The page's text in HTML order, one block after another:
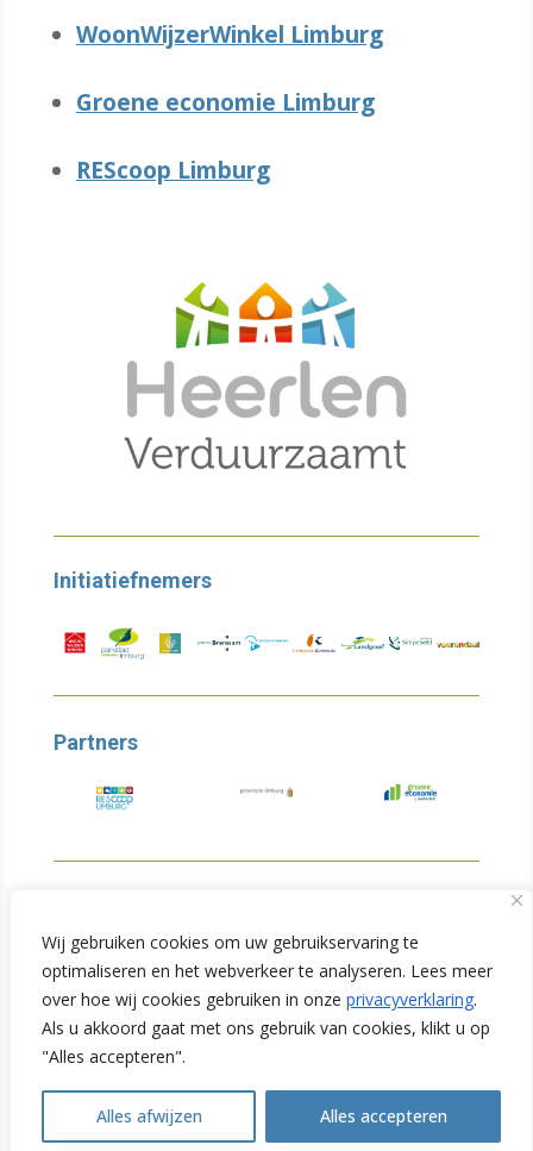
Wij gebruiken cookies om uw gebruikservaring te
optimaliseren en het webverkeer te analyseren. Lees meer
over hoe wij cookies gebruiken in onze privacyverklaring.
Als u akkoord gaat met ons gebruik van cookies, klikt u op
"Alles accepteren".
Alles afwijzen Alles accepteren
WoonWijzerWinkel Limburg
Groene economie Limburg
REScoop Limburg
Initiatiefnemers
Partners
Limburg Verduurzaamt